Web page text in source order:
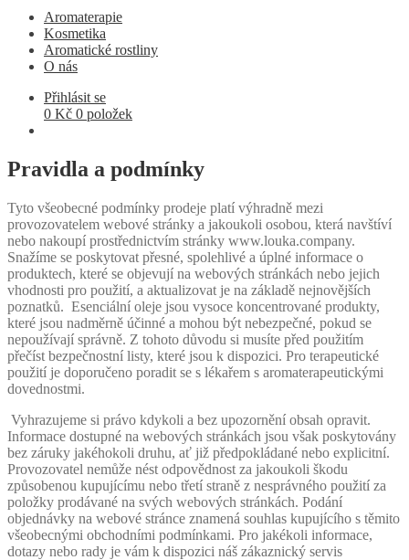
Aromaterapie
Kosmetika
Aromatické rostliny
O nás
Přihlásit se
0 Kč 0 položek
Pravidla a podmínky
Tyto všeobecné podmínky prodeje platí výhradně mezi
provozovatelem webové stránky a jakoukoli osobou, která navštíví
nebo nakoupí prostřednictvím stránky www.louka.company.
Snažíme se poskytovat přesné, spolehlivé a úplné informace o
produktech, které se objevují na webových stránkách nebo jejich
vhodnosti pro použití, a aktualizovat je na základě nejnovějších
poznatků. Esenciální oleje jsou vysoce koncentrované produkty,
které jsou nadměrně účinné a mohou být nebezpečné, pokud se
nepoužívají správně. Z tohoto důvodu si musíte před použitím
přečíst bezpečnostní listy, které jsou k dispozici. Pro terapeutické
použití je doporučeno poradit se s lékařem s aromaterapeutickými
dovednostmi.
Vyhrazujeme si právo kdykoli a bez upozornění obsah opravit.
Informace dostupné na webových stránkách jsou však poskytovány
bez záruky jakéhokoli druhu, ať již předpokládané nebo explicitní.
Provozovatel nemůže nést odpovědnost za jakoukoli škodu
způsobenou kupujícímu nebo třetí straně z nesprávného použití za
položky prodávané na svých webových stránkách. Podání
objednávky na webové stránce znamená souhlas kupujícího s těmito
všeobecnými obchodními podmínkami. Pro jakékoli informace,
dotazy nebo rady je vám k dispozici náš zákaznický servis